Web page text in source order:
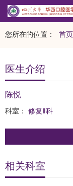
您所在的位置： 首页
医生介绍
陈悦
科室： 修复Ⅱ科
相关科室